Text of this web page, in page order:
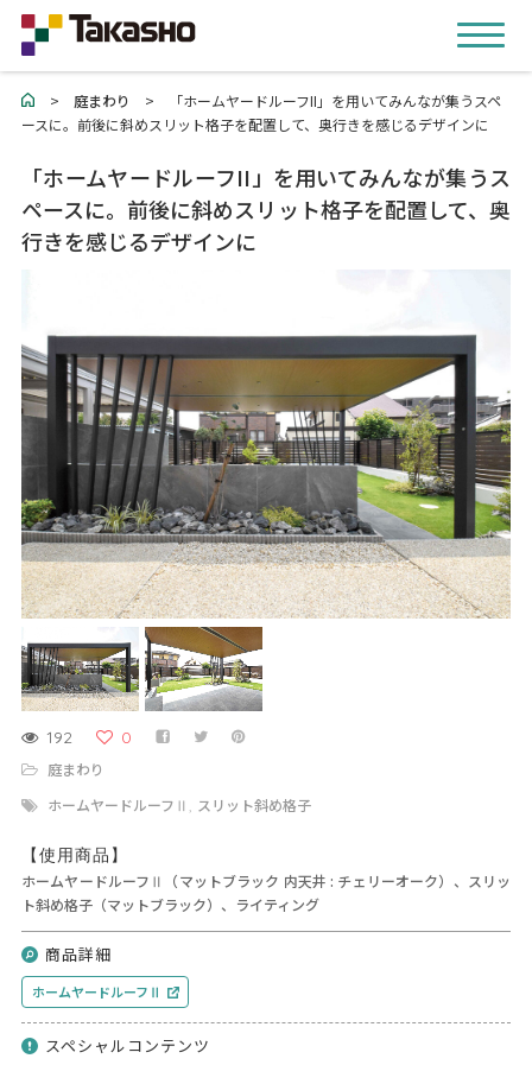
> 庭まわり >
「ホームヤードルーフII」を用いてみんなが集うスペ
ースに。前後に斜めスリット格子を配置して、奥行きを感じるデザインに
「ホームヤードルーフII」を用いてみんなが集うス
ペースに。前後に斜めスリット格子を配置して、奥
行きを感じるデザインに
192 0
庭まわり
ホームヤードルーフⅡ , スリット斜め格子
【使用商品】
ホームヤードルーフⅡ（マットブラック 内天井 : チェリーオーク）、スリッ
ト斜め格子（マットブラック）、ライティング
商品詳細
ホームヤードルーフⅡ
スペシャルコンテンツ